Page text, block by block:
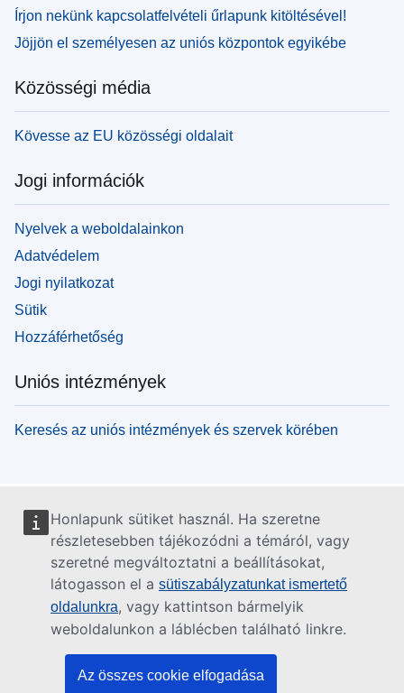
Honlapunk sütiket használ. Ha szeretne
részletesebben tájékozódni a témáról, vagy
szeretné megváltoztatni a beállításokat,
látogasson el a sütiszabályzatunkat ismertető
oldalunkra, vagy kattintson bármelyik
weboldalunkon a láblécben található linkre.
Az összes cookie elfogadása
Írjon nekünk kapcsolatfelvételi űrlapunk kitöltésével!
Jöjjön el személyesen az uniós központok egyikébe
Közösségi média
Kövesse az EU közösségi oldalait
Jogi információk
Nyelvek a weboldalainkon
Adatvédelem
Jogi nyilatkozat
Sütik
Hozzáférhetőség
Uniós intézmények
Keresés az uniós intézmények és szervek körében